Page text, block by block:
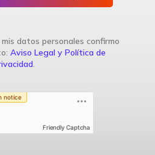
datos personales confirmo
Aviso Legal y Política de
.
Friendly Captcha